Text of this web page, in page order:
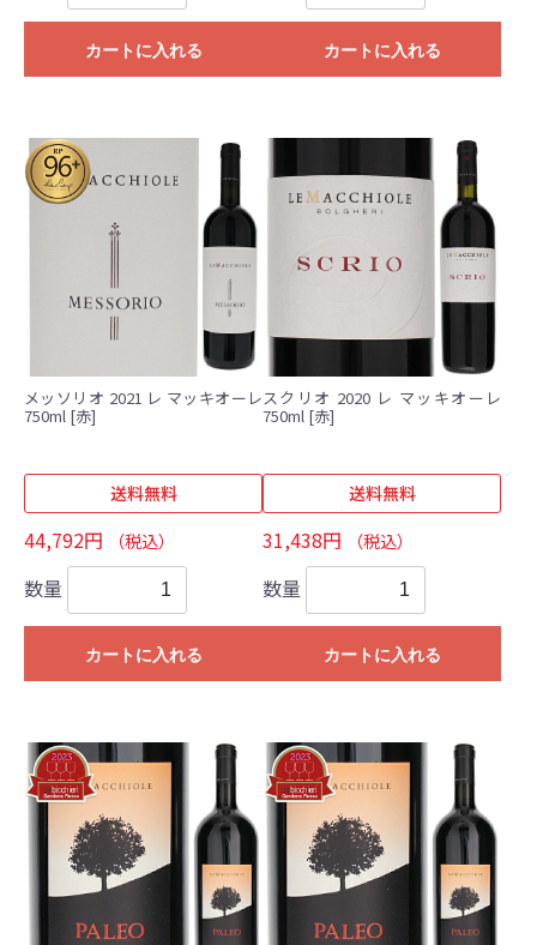
カートに入れる カートに入れる
メッソリオ 2021 レ マッキオーレ
750ml [赤]
送料無料
44,792円 （税込）
数量
カートに入れる
スクリオ 2020 レ マッキオーレ
750ml [赤]
送料無料
31,438円 （税込）
数量
カートに入れる